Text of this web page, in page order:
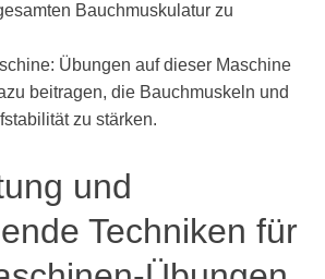
Bauchmuskulatur zu
Übungen auf dieser Maschine
beitragen, die Bauchmuskeln und
zu stärken.
und
Techniken für